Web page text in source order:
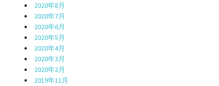
2020年8月
2020年7月
2020年6月
2020年5月
2020年4月
2020年3月
2020年2月
2019年11月